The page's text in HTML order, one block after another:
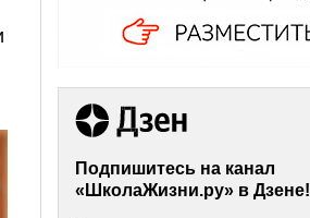
Подпишитесь на канал
«ШколаЖизни.ру» в Дзене!